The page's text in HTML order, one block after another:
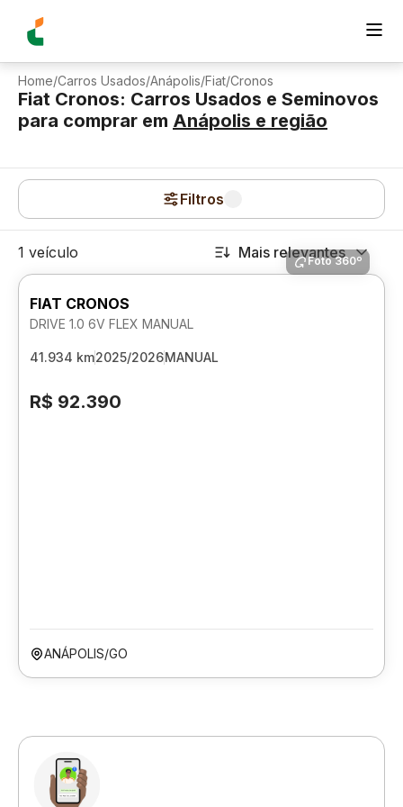
Home/Carros Usados/Anápolis/Fiat/Cronos
Fiat Cronos: Carros Usados e Seminovos
para comprar em Anápolis e região
Filtros
1 veículo Mais relevantes
Foto 360º
FIAT CRONOS
DRIVE 1.0 6V FLEX MANUAL
41.934 km2025/2026MANUAL
R$ 92.390
ANÁPOLIS/GO